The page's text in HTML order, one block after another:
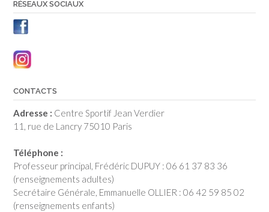
RÉSEAUX SOCIAUX
CONTACTS
Adresse : Centre Sportif Jean Verdier
11, rue de Lancry 75010 Paris
Téléphone :
Professeur principal, Frédéric DUPUY : 06 61 37 83 36
(renseignements adultes)
Secrétaire Générale, Emmanuelle OLLIER : 06 42 59 85 02
(renseignements enfants)